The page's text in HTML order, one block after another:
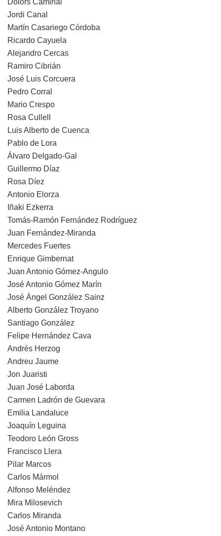
Jordi Canal
Martín Casariego Córdoba
Ricardo Cayuela
Alejandro Cercas
Ramiro Cibrián
José Luis Corcuera
Pedro Corral
Mario Crespo
Rosa Cullell
Luis Alberto de Cuenca
Pablo de Lora
Álvaro Delgado-Gal
Guillermo Díaz
Rosa Díez
Antonio Elorza
Iñaki Ezkerra
Tomás-Ramón Fernández Rodríguez
Juan Fernández-Miranda
Mercedes Fuertes
Enrique Gimbernat
Juan Antonio Gómez-Angulo
José Antonio Gómez Marín
José Ángel González Sainz
Alberto González Troyano
Santiago González
Felipe Hernández Cava
Andrés Herzog
Andreu Jaume
Jon Juaristi
Juan José Laborda
Carmen Ladrón de Guevara
Emilia Landaluce
Joaquín Leguina
Teodoro León Gross
Francisco Llera
Pilar Marcos
Carlos Mármol
Alfonso Meléndez
Mira Milosevich
Carlos Miranda
José Antonio Montano